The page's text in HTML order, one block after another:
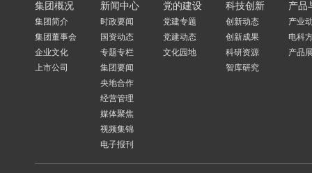
集团概况
集团简介
集团董事会
企业文化
上市公司
新闻中心
时政要闻
国资动态
专题专栏
集团要闻
央地合作
经营管理
媒体聚焦
视频集锦
电子报刊
党的建设
党建专题
党建动态
文化园地
科技创新
创新动态
创新成果
科研资源
智库研究
产品
产业
电科
产品